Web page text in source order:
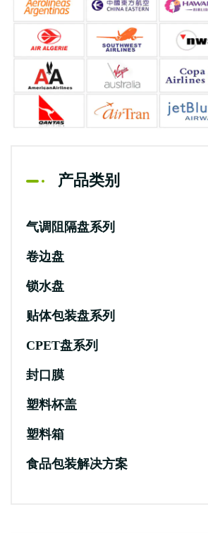
产品类别
气调阻隔盘系列
卷边盘
锁水盘
贴体包装盘系列
CPET盘系列
封口膜
塑料杯盖
塑料箱
食品包装解决方案